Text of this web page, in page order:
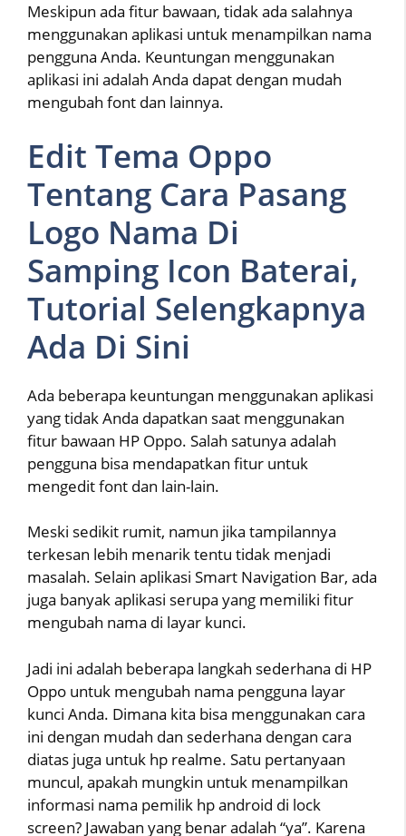
Meskipun ada fitur bawaan, tidak ada salahnya
menggunakan aplikasi untuk menampilkan nama
pengguna Anda. Keuntungan menggunakan
aplikasi ini adalah Anda dapat dengan mudah
mengubah font dan lainnya.
Edit Tema Oppo
Tentang Cara Pasang
Logo Nama Di
Samping Icon Baterai,
Tutorial Selengkapnya
Ada Di Sini
Ada beberapa keuntungan menggunakan aplikasi
yang tidak Anda dapatkan saat menggunakan
fitur bawaan HP Oppo. Salah satunya adalah
pengguna bisa mendapatkan fitur untuk
mengedit font dan lain-lain.
Meski sedikit rumit, namun jika tampilannya
terkesan lebih menarik tentu tidak menjadi
masalah. Selain aplikasi Smart Navigation Bar, ada
juga banyak aplikasi serupa yang memiliki fitur
mengubah nama di layar kunci.
Jadi ini adalah beberapa langkah sederhana di HP
Oppo untuk mengubah nama pengguna layar
kunci Anda. Dimana kita bisa menggunakan cara
ini dengan mudah dan sederhana dengan cara
diatas juga untuk hp realme. Satu pertanyaan
muncul, apakah mungkin untuk menampilkan
informasi nama pemilik hp android di lock
screen? Jawaban yang benar adalah “ya”. Karena